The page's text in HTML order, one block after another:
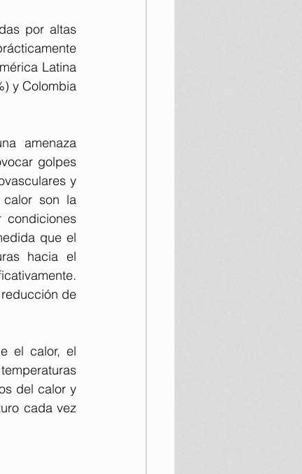
por altas
Latina
y Colombia
amenaza
golpes
y
calor son la
que el
hacia el
de
el calor, el
del calor y
cada vez